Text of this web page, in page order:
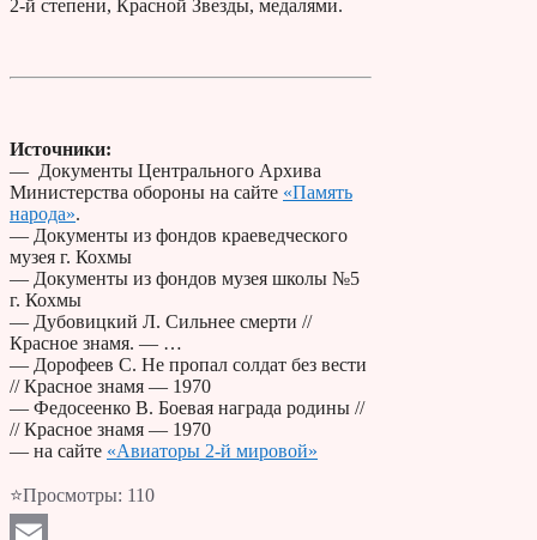
2-й степени, Красной Звезды, медалями.
Источники:
— Документы Центрального Архива
Министерства обороны на сайте «Память
народа».
— Документы из фондов краеведческого
музея г. Кохмы
— Документы из фондов музея школы №5
г. Кохмы
— Дубовицкий Л. Сильнее смерти //
Красное знамя. — …
— Дорофеев С. Не пропал солдат без вести
// Красное знамя — 1970
— Федосеенко В. Боевая награда родины //
// Красное знамя — 1970
— на сайте «Авиаторы 2-й мировой»
⭐Просмотры: 110